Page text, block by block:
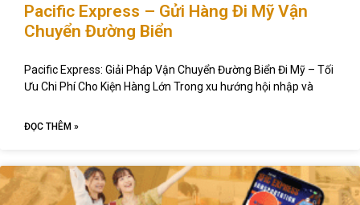
Pacific Express – Gửi Hàng Đi Mỹ Vận
Chuyển Đường Biển
Pacific Express: Giải Pháp Vận Chuyển Đường Biển Đi Mỹ – Tối
Ưu Chi Phí Cho Kiện Hàng Lớn Trong xu hướng hội nhập và
ĐỌC THÊM »